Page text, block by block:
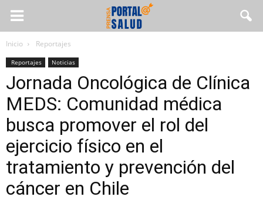
Inicio Reportajes
Reportajes Noticias
Jornada Oncológica de Clínica
MEDS: Comunidad médica
busca promover el rol del
ejercicio físico en el
tratamiento y prevención del
cáncer en Chile